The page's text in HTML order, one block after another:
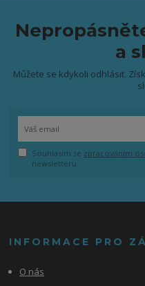
a
Můžete se kdykoli odhlásit.
Souhlasím se zpracováním
newsletteru.
INFORMACE PRO
O nás